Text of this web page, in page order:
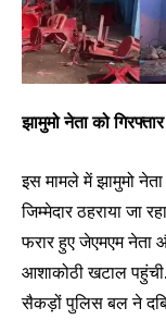
झामुमो नेता को
इस मामले में झामुमो
जिम्मेदार ठहराया जा
फरार हुए जेएमएम नेता
आशाकोठी खटाल
सैकड़ों पुलिस बल ने